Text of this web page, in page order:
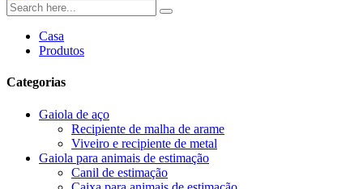
Casa
Produtos
Categorias
Gaiola de aço
Recipiente de malha de arame
Viveiro e recipiente de metal
Gaiola para animais de estimação
Canil de estimação